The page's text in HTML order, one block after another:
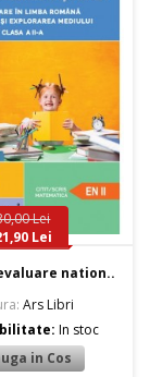
Lei
Lei
nation..
Ars Libri
In stoc